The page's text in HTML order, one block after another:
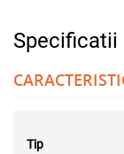
Specificatii
Tip